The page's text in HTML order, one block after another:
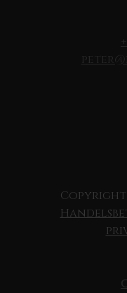
Copyright